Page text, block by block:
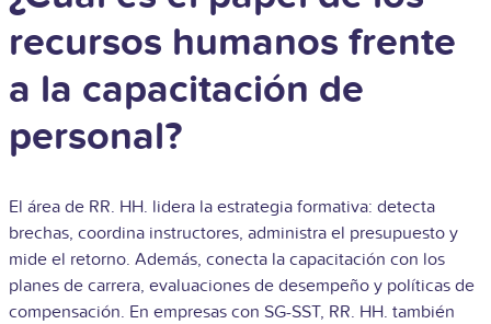
recursos humanos frente
a la capacitación de
personal?
El área de RR. HH. lidera la estrategia formativa: detecta
brechas, coordina instructores, administra el presupuesto y
mide el retorno. Además, conecta la capacitación con los
planes de carrera, evaluaciones de desempeño y políticas de
compensación. En empresas con SG-SST, RR. HH. también